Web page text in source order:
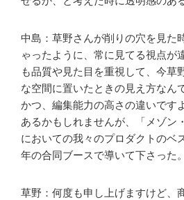
中島：草野さんが削りの穴を見た
ゃったように、常に見てる視点が
も品質や見た目を重視して、今草
な空間に置いたときの見え方なん
かつ、編集能力の高さの違いです
あるかもしれませんが、「メゾン
においての我々のプロダクトのベ
年の合同ブースで導いて下さった。
草野：何度も申し上げますけど、